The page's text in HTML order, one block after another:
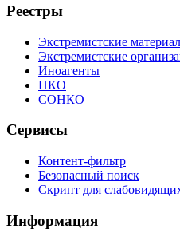
Реестры
Экстремистские
Экстремистские
Иноагенты
НКО
СОНКО
Сервисы
Контент-фильтр
Безопасный поиск
Скрипт для
Информация